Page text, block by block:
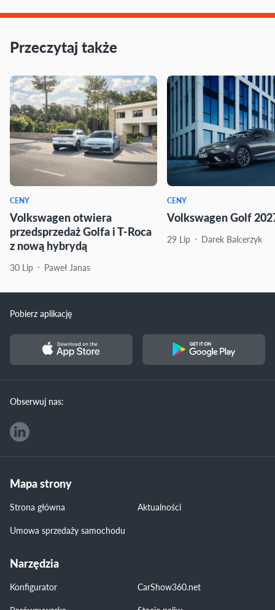
Przeczytaj także
CENY
Volkswagen otwiera
przedsprzedaż Golfa i T-Roca
z nową hybrydą
30 Lip Paweł Janas
CENY
Volkswagen Golf
29 Lip Darek Balcerzyk
Pobierz aplikację
Obserwuj nas:
Mapa strony
Strona główna
Aktualności
Umowa sprzedaży samochodu
Narzędzia
Konfigurator
CarShow360.net